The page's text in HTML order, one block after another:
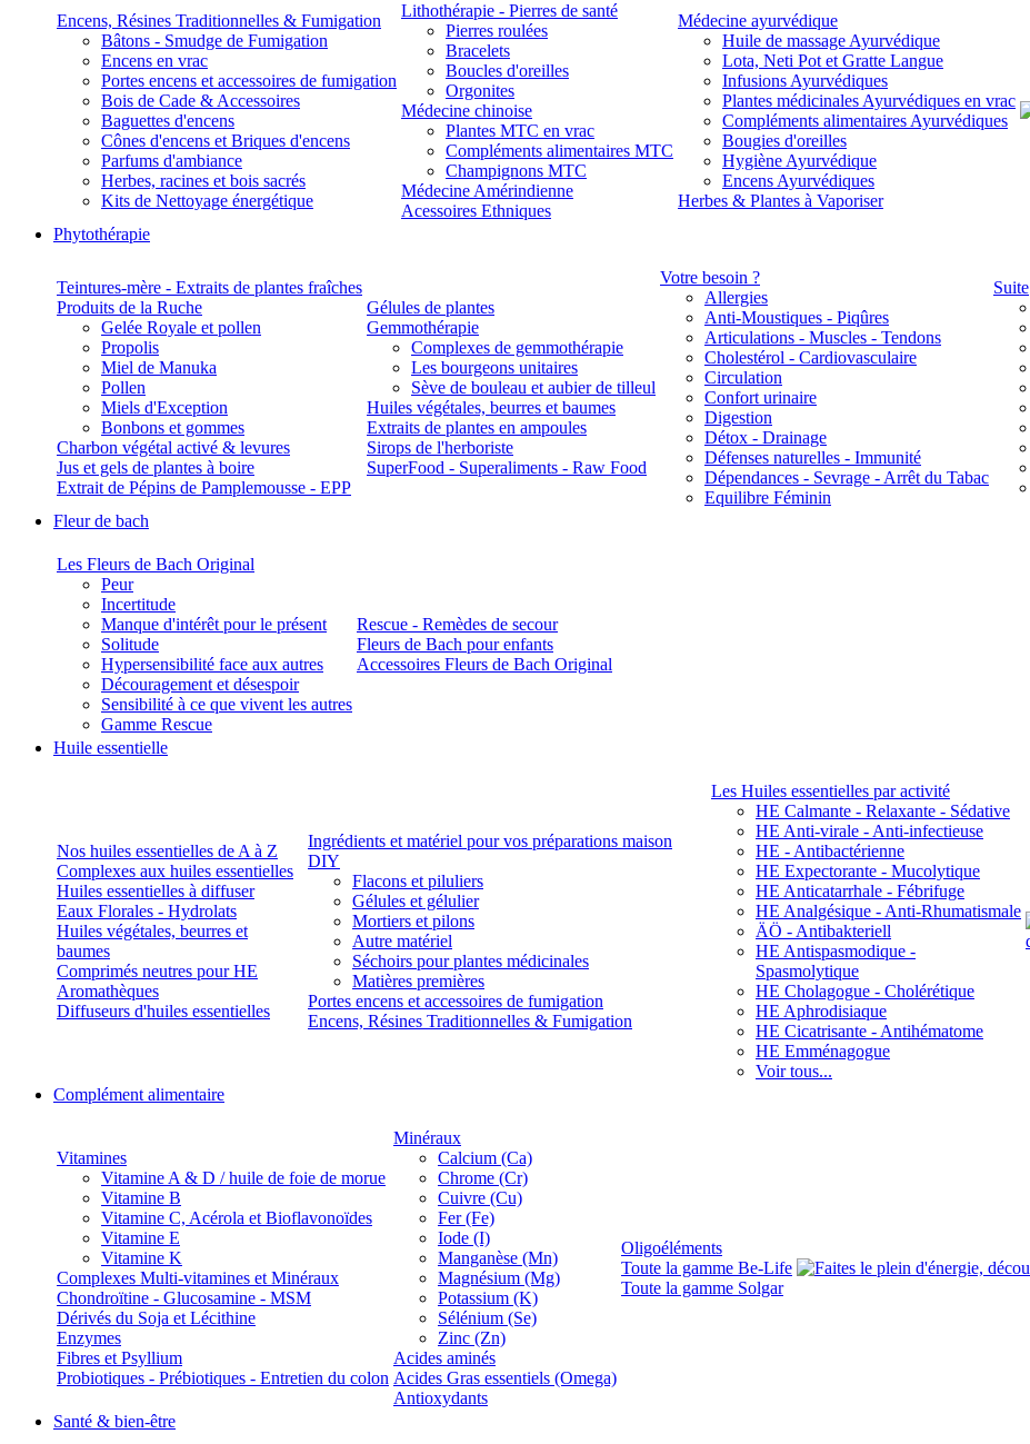
Encens, Résines Traditionnelles & Fumigation
Bâtons - Smudge de Fumigation
Encens en vrac
Portes encens et accessoires de fumigation
Bois de Cade & Accessoires
Baguettes d'encens
Cônes d'encens et Briques d'encens
Parfums d'ambiance
Herbes, racines et bois sacrés
Kits de Nettoyage énergétique
Lithothérapie - Pierres de santé
Pierres roulées
Bracelets
Boucles d'oreilles
Orgonites
Médecine chinoise
Plantes MTC en vrac
Compléments alimentaires MTC
Champignons MTC
Médecine Amérindienne
Acessoires Ethniques
Médecine ayurvédique
Huile de massage Ayurvédique
Lota, Neti Pot et Gratte Langue
Infusions Ayurvédiques
Plantes médicinales Ayurvédiques en vrac
Compléments alimentaires Ayurvédiques
Bougies d'oreilles
Hygiène Ayurvédique
Encens Ayurvédiques
Herbes & Plantes à Vaporiser
Phytothérapie
Teintures-mère - Extraits de plantes fraîches
Produits de la Ruche
Gelée Royale et pollen
Propolis
Miel de Manuka
Pollen
Miels d'Exception
Bonbons et gommes
Charbon végétal activé & levures
Jus et gels de plantes à boire
Extrait de Pépins de Pamplemousse - EPP
Gélules de plantes
Gemmothérapie
Complexes de gemmothérapie
Les bourgeons unitaires
Sève de bouleau et aubier de tilleul
Huiles végétales, beurres et baumes
Extraits de plantes en ampoules
Sirops de l'herboriste
SuperFood - Superaliments - Raw Food
Votre besoin ?
Allergies
Anti-Moustiques - Piqûres
Articulations - Muscles - Tendons
Cholestérol - Cardiovasculaire
Circulation
Confort urinaire
Digestion
Détox - Drainage
Défenses naturelles - Immunité
Dépendances - Sevrage - Arrêt du Tabac
Equilibre Féminin
Suite
Fleur de bach
Les Fleurs de Bach Original
Peur
Incertitude
Manque d'intérêt pour le présent
Solitude
Hypersensibilité face aux autres
Découragement et désespoir
Sensibilité à ce que vivent les autres
Gamme Rescue
Rescue - Remèdes de secour
Fleurs de Bach pour enfants
Accessoires Fleurs de Bach Original
Huile essentielle
Nos huiles essentielles de A à Z
Complexes aux huiles essentielles
Huiles essentielles à diffuser
Eaux Florales - Hydrolats
Huiles végétales, beurres et
baumes
Comprimés neutres pour HE
Aromathèques
Diffuseurs d'huiles essentielles
Ingrédients et matériel pour vos préparations maison
DIY
Flacons et piluliers
Gélules et gélulier
Mortiers et pilons
Autre matériel
Séchoirs pour plantes médicinales
Matières premières
Portes encens et accessoires de fumigation
Encens, Résines Traditionnelles & Fumigation
Les Huiles essentielles par activité
HE Calmante - Relaxante - Sédative
HE Anti-virale - Anti-infectieuse
HE - Antibactérienne
HE Expectorante - Mucolytique
HE Anticatarrhale - Fébrifuge
HE Analgésique - Anti-Rhumatismale
ÄÖ - Antibakteriell
HE Antispasmodique -
Spasmolytique
HE Cholagogue - Cholérétique
HE Aphrodisiaque
HE Cicatrisante - Antihématome
HE Emménagogue
Voir tous...
Complément alimentaire
Vitamines
Vitamine A & D / huile de foie de morue
Vitamine B
Vitamine C, Acérola et Bioflavonoïdes
Vitamine E
Vitamine K
Complexes Multi-vitamines et Minéraux
Chondroïtine - Glucosamine - MSM
Dérivés du Soja et Lécithine
Enzymes
Fibres et Psyllium
Probiotiques - Prébiotiques - Entretien du colon
Minéraux
Calcium (Ca)
Chrome (Cr)
Cuivre (Cu)
Fer (Fe)
Iode (I)
Manganèse (Mn)
Magnésium (Mg)
Potassium (K)
Sélénium (Se)
Zinc (Zn)
Acides aminés
Acides Gras essentiels (Omega)
Antioxydants
Oligoéléments
Toute la gamme Be-Life
Toute la gamme Solgar
Santé & bien-être